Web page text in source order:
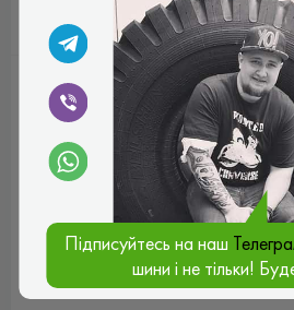
КУПИТИ
Підписуйтесь на наш
шини і не тільки!